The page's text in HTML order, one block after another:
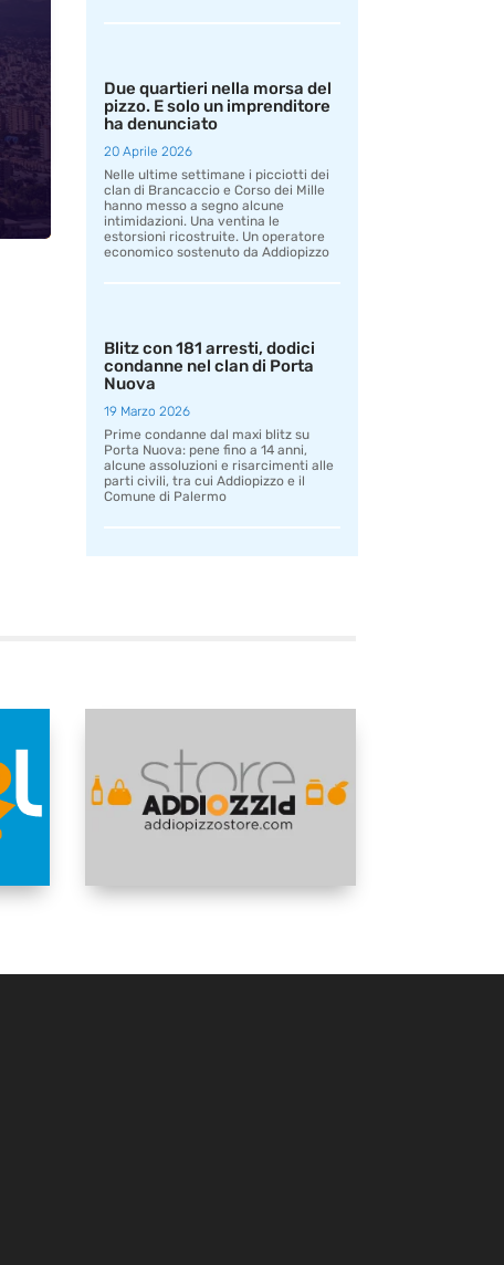
Due quartieri nella morsa del
pizzo. E solo un imprenditore
ha denunciato
20 Aprile 2026
Nelle ultime settimane i picciotti dei
clan di Brancaccio e Corso dei Mille
hanno messo a segno alcune
intimidazioni. Una ventina le
estorsioni ricostruite. Un operatore
economico sostenuto da Addiopizzo
Blitz con 181 arresti, dodici
condanne nel clan di Porta
Nuova
19 Marzo 2026
Prime condanne dal maxi blitz su
Porta Nuova: pene fino a 14 anni,
alcune assoluzioni e risarcimenti alle
parti civili, tra cui Addiopizzo e il
Comune di Palermo